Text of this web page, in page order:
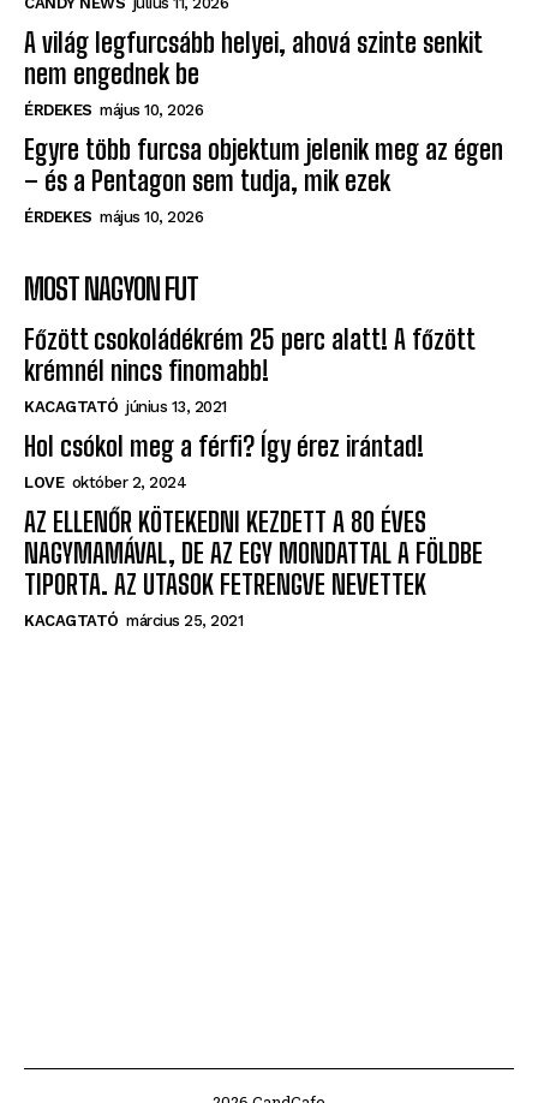
A világ legfurcsább helyei, ahová szinte senkit
nem engednek be
ÉRDEKES május 10, 2026
Egyre több furcsa objektum jelenik meg az égen
– és a Pentagon sem tudja, mik ezek
ÉRDEKES május 10, 2026
krémnél nincs finomabb!
KACAGTATÓ június 13, 2021
Hol csókol meg a férfi? Így érez irántad!
LOVE október 2, 2024
AZ ELLENŐR KÖTEKEDNI KEZDETT A 80 ÉVES
NAGYMAMÁVAL, DE AZ EGY MONDATTAL A FÖLDBE
TIPORTA. AZ UTASOK FETRENGVE NEVETTEK
KACAGTATÓ március 25, 2021